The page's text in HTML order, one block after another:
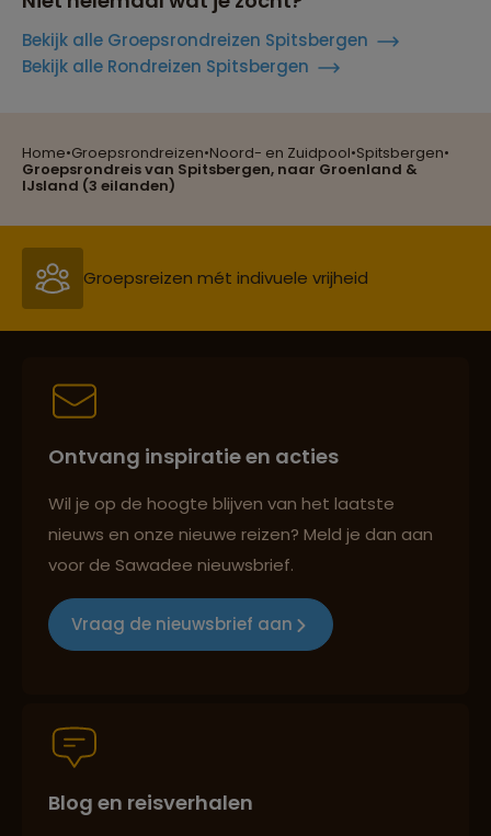
Home•Groepsrondreizen•Noord- en Zuidpool•Spitsbergen•
Groepsrondreis van Spitsbergen, naar Groenland &
IJsland (3 eilanden)
Bekijk alle Groepsrondreizen Spitsbergen
Bekijk alle Rondreizen Spitsbergen
Reizen met oog voor mens, cultuur en milieu
Groepsreizen mét indivuele vrijheid
Persoonlijk en deskundig reisadvies
Reizen met oog voor mens, cultuur en milieu
Persoonlijk en deskundig reisadvies
Ontvang inspiratie en acties
Wil je op de hoogte blijven van het laatste
nieuws en onze nieuwe reizen? Meld je dan aan
voor de Sawadee nieuwsbrief.
Vraag de nieuwsbrief aan
Blog en reisverhalen